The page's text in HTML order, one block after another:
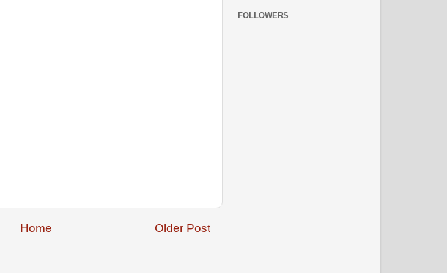
Older Post
Home
FOLLOWERS